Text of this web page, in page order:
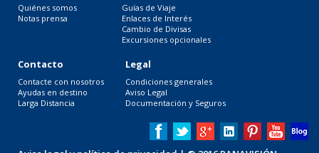
Quiénes somos
Notas prensa
Guías de Viaje
Enlaces de Interés
Cambio de Divisas
Excursiones opcionales
Contacto
Contacte con nosotros
Ayudas en destino
Larga Distancia
Legal
Condiciones generales
Aviso Legal
Documentación y Seguros